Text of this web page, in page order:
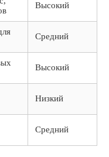
Высокий
Средний
Высокий
Низкий
Средний